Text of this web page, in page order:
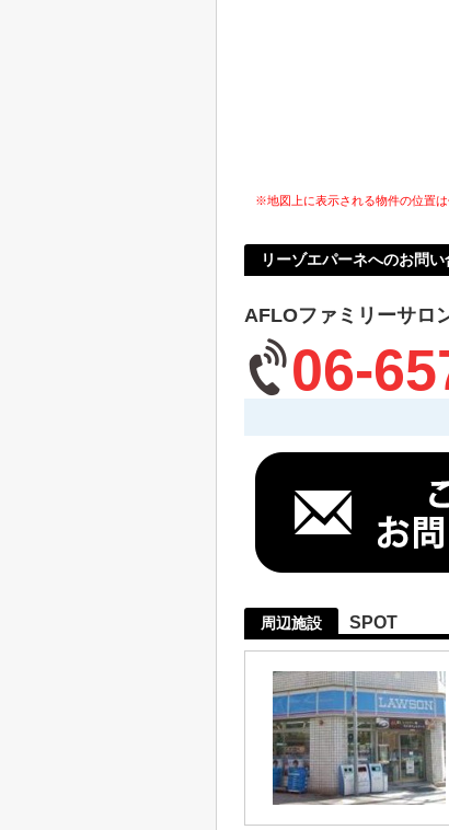
※地図上に表示される物件の位置
リーゾエパーネへのお問い
AFLOファミリーサロ
06-
周辺施設 SPOT